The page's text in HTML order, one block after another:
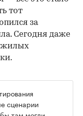
тот
за
Сегодня даже
жилых
сценарии